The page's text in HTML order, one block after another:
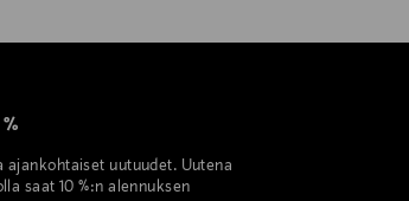
ajankohtaiset uutuudet. Uutena
saat 10 %:n alennuksen